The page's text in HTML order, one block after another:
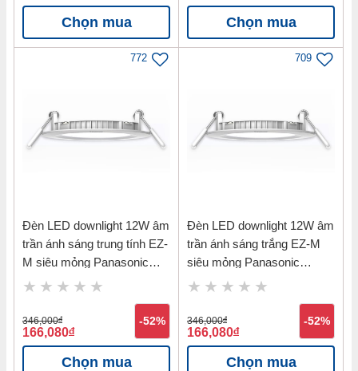
Chọn mua Chọn mua
772
Đèn LED downlight 12W âm
trần ánh sáng trung tính EZ-
M siêu mỏng Panasonic
NNNC7655288
346,000đ
166,080đ
-52%
Chọn mua
709
Đèn LED downlight 12W âm
trần ánh sáng trắng EZ-M
siêu mỏng Panasonic
NNNC7651288
346,000đ
166,080đ
-52%
Chọn mua